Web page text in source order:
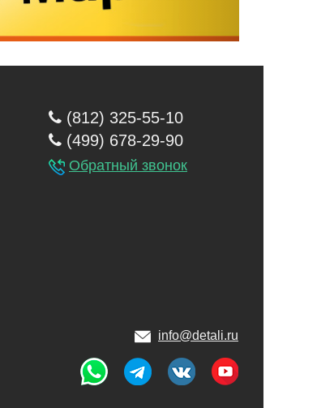
(812) 325-55-10
(499) 678-29-90
Обратный звонок
info@detali.ru